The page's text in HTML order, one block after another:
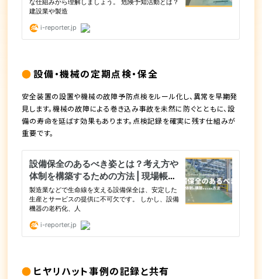
設備・機械の定期点検・保全
安全装置の設置や機械の故障予防点検をルール化し、異常を早期発
見します。機械の故障による巻き込み事故を未然に防ぐとともに、設
備の寿命を延ばす効果もあります。点検記録を確実に残す仕組みが
重要です。
ヒヤリハット事例の記録と共有